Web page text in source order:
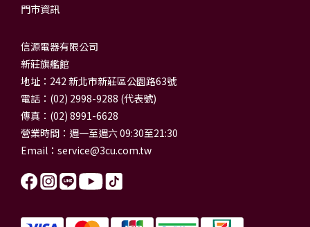
門市資訊
信源電器有限公司
新莊旗艦館
地址：242 新北市新莊區公園路63號
電話：(02) 2998-9288 (代表號)
傳真：(02) 8991-6628
營業時間：週一至週六 09:30至21:30
Email： service@3cu.com.tw